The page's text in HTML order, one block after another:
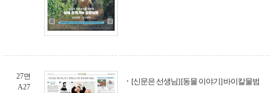
27면
A27
[신문은 선생님] [동물 이야기] 바이칼물범